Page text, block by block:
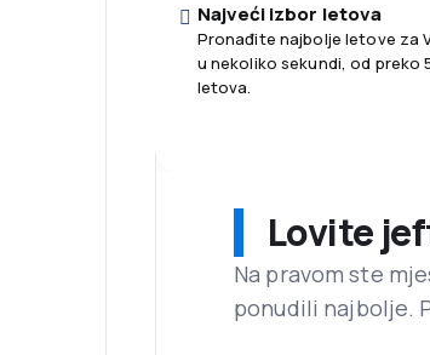
Najveći izbor letova
Pronađite najbolje letove za
u nekoliko sekundi, od preko
letova.
Lovite
Na pravom ste
ponudili najbolje.